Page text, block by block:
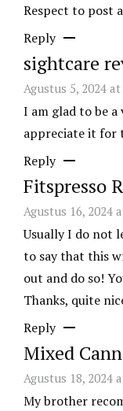
Respect to post
Reply
sightcare
Agustus 5, 2024
I am glad to be
appreciate it for
Reply
Fitspresso
Agustus 16, 2024
Usually I do not
to say that this
out and do so!
Thanks, quite
Reply
Mixed
Agustus 18, 2024
My brother